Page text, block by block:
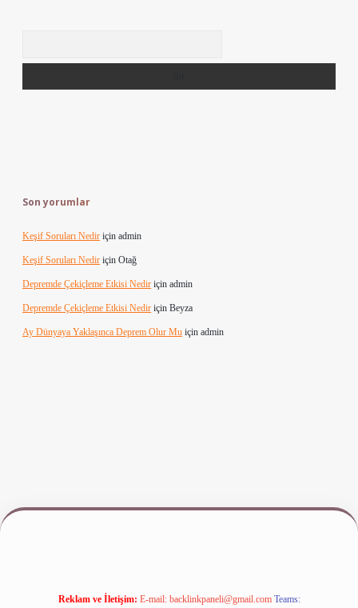
Son yorumlar
Keşif Soruları Nedir için admin
Keşif Soruları Nedir için Otağ
Depremde Çekiçleme Etkisi Nedir için admin
Depremde Çekiçleme Etkisi Nedir için Beyza
Ay Dünyaya Yaklaşınca Deprem Olur Mu için admin
www.betexper.xyz/
Reklam ve İletişim: E-mail: backlinkpaneli@gmail.com Teams: